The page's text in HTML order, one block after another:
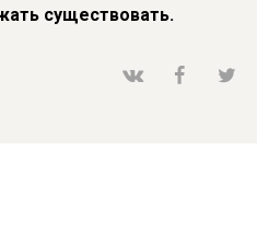
существовать.